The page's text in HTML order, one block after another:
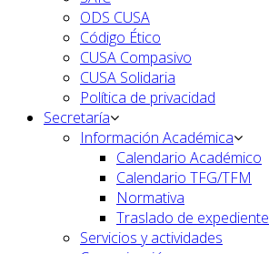
ODS CUSA
Código Ético
CUSA Compasivo
CUSA Solidaria
Política de privacidad
Secretaría
Información Académica
Calendario Académico
Calendario TFG/TFM
Normativa
Traslado de expediente
Servicios y actividades